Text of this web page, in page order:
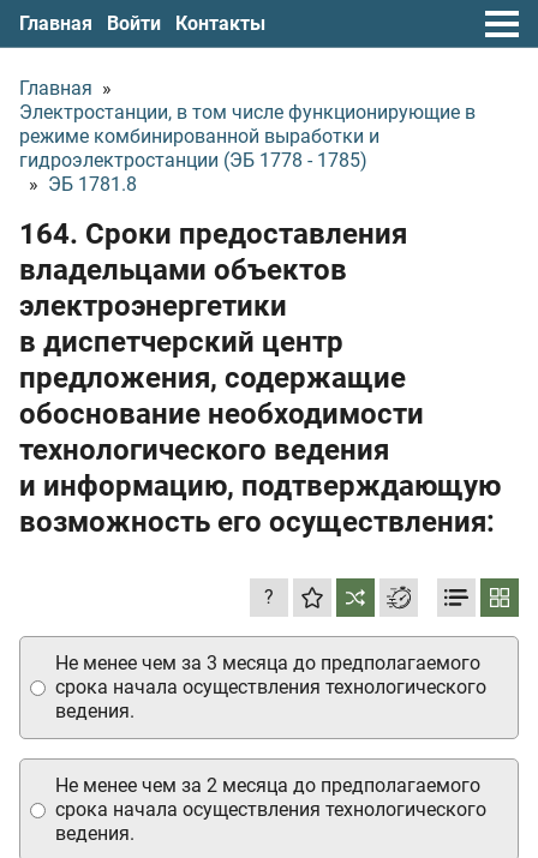
Главная Войти Контакты
Главная »
Электростанции, в том числе функционирующие в
режиме комбинированной выработки и
гидроэлектростанции (ЭБ 1778 - 1785)
» ЭБ 1781.8
164. Сроки предоставления
владельцами объектов
электроэнергетики
в диспетчерский центр
предложения, содержащие
обоснование необходимости
технологического ведения
и информацию, подтверждающую
возможность его осуществления:
?
Не менее чем за 3 месяца до предполагаемого
срока начала осуществления технологического
ведения.
Не менее чем за 2 месяца до предполагаемого
срока начала осуществления технологического
ведения.